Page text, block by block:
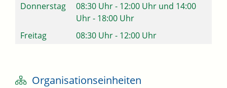
Donnerstag
08:30 Uhr- 12:00 Uhr und 14:00
Uhr- 18:00 Uhr
Freitag
08:30 Uhr- 12:00 Uhr
Organisationseinheiten